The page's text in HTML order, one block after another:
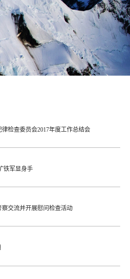
检查委员会2017年度工作总结会
铁军显身手
交流并开展慰问检查活动